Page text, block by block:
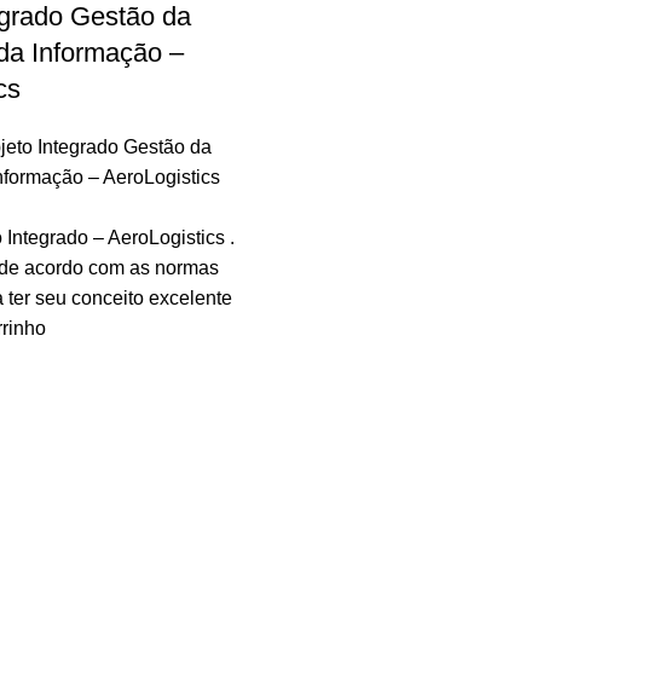
Gestão da
Informação –
Integrado Gestão da
– AeroLogistics
– AeroLogistics .
acordo com as normas
ter seu conceito excelente